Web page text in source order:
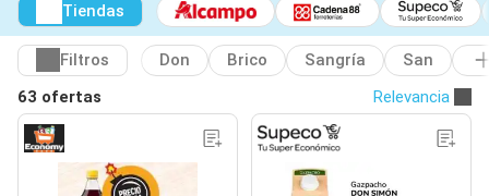
Tiendas
Filtros Don Brico Sangría
San
63 ofertas
Relevancia